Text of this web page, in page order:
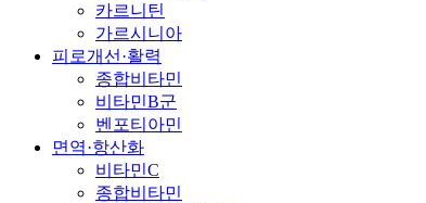
카르니틴
가르시니아
피로개선·활력
종합비타민
비타민B군
벤포티아민
면역·항산화
비타민C
종합비타민